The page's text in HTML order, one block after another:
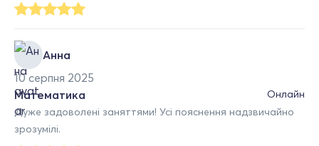
Анна
10 серпня 2025
Онлайн
Математика
Дуже задоволені заняттями! Усі пояснення надзвичайно
зрозумілі.